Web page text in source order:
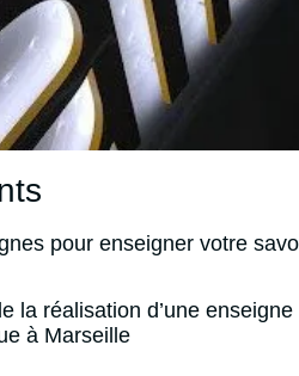
pour enseigner votre
la réalisation d’une
à Marseille